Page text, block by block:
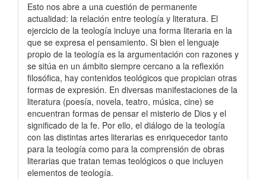
Esto nos abre a una cuestión de permanente
actualidad: la relación entre teología y literatura. El
ejercicio de la teología incluye una forma literaria en la
que se expresa el pensamiento. Si bien el lenguaje
propio de la teología es la argumentación con razones y
se sitúa en un ámbito siempre cercano a la reflexión
filosófica, hay contenidos teológicos que propician otras
formas de expresión. En diversas manifestaciones de la
literatura (poesía, novela, teatro, música, cine) se
encuentran formas de pensar el misterio de Dios y el
significado de la fe. Por ello, el diálogo de la teología
con las distintas artes literarias es enriquecedor tanto
para la teología como para la comprensión de obras
literarias que tratan temas teológicos o que incluyen
elementos de teología.